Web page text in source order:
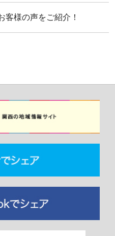
客様の声をご紹介！